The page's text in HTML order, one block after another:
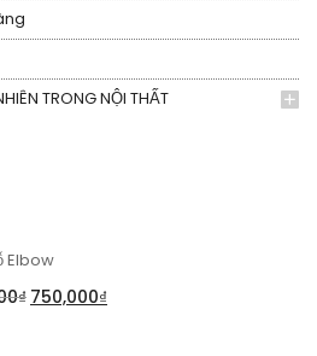
TRONG NỘI THẤT
Elbow
₫ 750,000₫